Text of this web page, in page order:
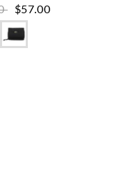
$57.00
Noir